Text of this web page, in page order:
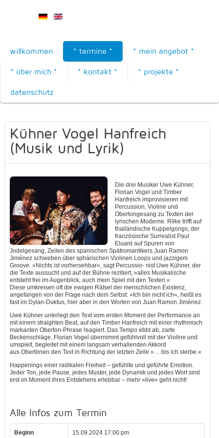
willkommen * termine * * mein angebot *
* über mich * * kontakt * * projekte *
datenschutz
Kühner Vogel Hanfreich
(Musik und Lyrik)
Die drei Musiker Uwe Kühner,
Florian Vogel und Timber
Hanfreich improvisieren mit
Percussion, Violine und
Obertongesang zu Texten der
lyrischen Moderne: Rilke trifft auf
thailändische Kuppelgongs, der
französische Surrealist Paul
Eluard auf Spuren von
Jodelgesang, Zeilen des spanischen Spätromantikers Juan Ramon
Jiménez schweben über sphärischen Violinen Loops und jazzigem
Groove. »Nichts ist vorhersehbar«, sagt Percussio- nist Uwe Kühner, der
die Texte aussucht und auf der Bühne rezitiert, »alles Musikalische
entsteht frei im Augenblick, auch mein Spiel mit den Texten.«
Diese umkreisen oft die ewigen Rätsel der menschlichen Existenz,
angefangen von der Frage nach dem Selbst: »Ich bin nicht ich«, heißt es
fast im Dylan-Duktus, hier aber in den Worten von Juan Ramon Jiménez.
Uwe Kühner unterlegt den Text vom ersten Moment der Performance an
mit einem straighten Beat, auf den Timber Hanfreich mit einer rhythmisch
markanten Oberton-Phrase reagiert. Das Tempo ebbt ab, zarte
Beckenschläge, Florian Vogel übernimmt gefühlvoll mit der Violine und
umspielt, begleitet mit einem langsam verhallenden Akkord
aus Obertönen den Text in Richtung der letzten Zeile »… bis ich sterbe.«
Happenings einer radikalen Freiheit – gefühlte und geführte Emotion.
Jeder Ton, jede Pause, jedes Muster, jede Dynamik und jedes Wort sind
erst im Moment ihres Entstehens erlebbar – mehr »live« geht nicht!
Alle Infos zum Termin
Beginn 15.09.2024 17:00 pm